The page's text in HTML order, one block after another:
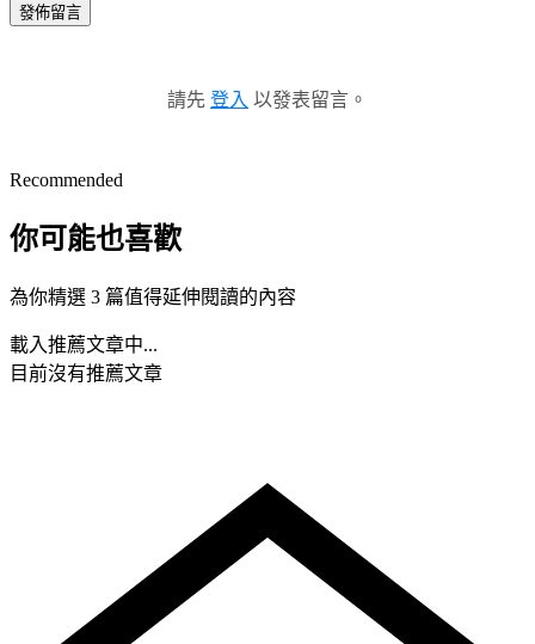
發佈留言
請先 登入 以發表留言。
Recommended
你可能也喜歡
為你精選 3 篇值得延伸閱讀的內容
載入推薦文章中...
目前沒有推薦文章